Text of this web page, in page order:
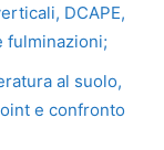
DCAPE,
fulminazioni;
al suolo,
e confronto